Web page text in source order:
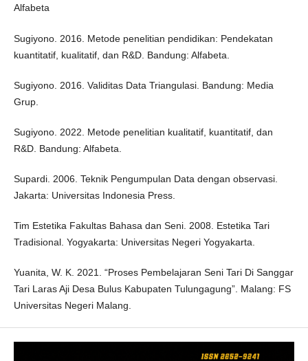
Alfabeta
Sugiyono. 2016. Metode penelitian pendidikan: Pendekatan
kuantitatif, kualitatif, dan R&D. Bandung: Alfabeta.
Sugiyono. 2016. Validitas Data Triangulasi. Bandung: Media
Grup.
Sugiyono. 2022. Metode penelitian kualitatif, kuantitatif, dan
R&D. Bandung: Alfabeta.
Supardi. 2006. Teknik Pengumpulan Data dengan observasi.
Jakarta: Universitas Indonesia Press.
Tim Estetika Fakultas Bahasa dan Seni. 2008. Estetika Tari
Tradisional. Yogyakarta: Universitas Negeri Yogyakarta.
Yuanita, W. K. 2021. “Proses Pembelajaran Seni Tari Di Sanggar
Tari Laras Aji Desa Bulus Kabupaten Tulungagung”. Malang: FS
Universitas Negeri Malang.